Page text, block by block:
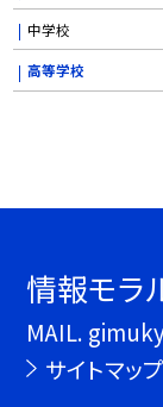
中学校
高等学校
情報モラ
MAIL.
サイトマップ